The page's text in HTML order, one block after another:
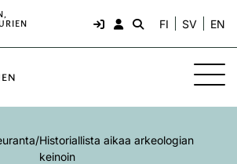
FI SV EN
/Historiallista aikaa arkeologian
keinoin